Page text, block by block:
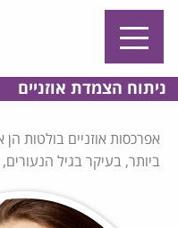
ניתוח הצמדת אוזניים
אפרכסות אוזניים בולטות
ביותר, בעיקר בגיל